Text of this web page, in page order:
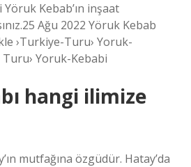
Kebab’ın inşaat
Ağu 2022 Yöruk Kebab
›Turkiye-Turu› Yoruk-
Yoruk-Kebabi
hangi ilimize
mutfağına özgüdür. Hatay’da